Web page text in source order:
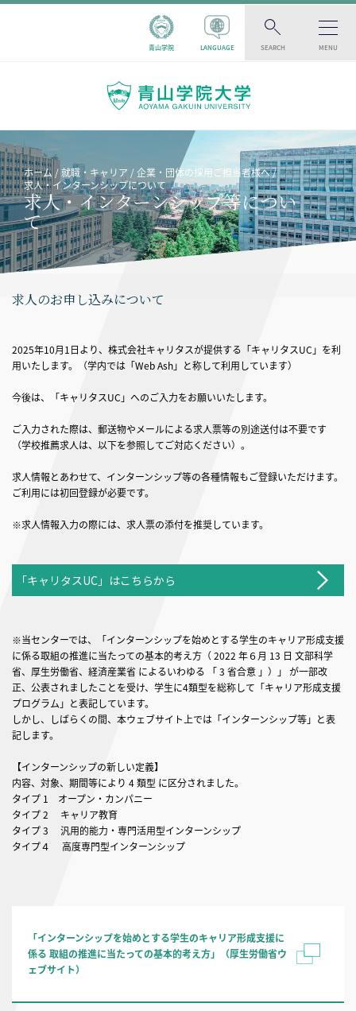
青山学院 LANGUAGE SEARCH MENU
ホーム 就職・キャリア
企業・団体の採用ご担当者様へ
求人・インターンシップについて
求人・インターンシップ等につい
て
求人のお申し込みについて
2025年10月1日より、株式会社キャリタスが提供する「キャリタスUC」を利
用いたします。（学内では「Web Ash」と称して利用しています）
今後は、「キャリタスUC」へのご入力をお願いいたします。
ご入力された際は、郵送物やメールによる求人票等の別途送付は不要です
（学校推薦求人は、以下を参照してご対応ください）。
求人情報とあわせて、インターンシップ等の各種情報もご登録いただけます。
ご利用には初回登録が必要です。
※求人情報入力の際には、求人票の添付を推奨しています。
「キャリタスUC」はこちらから
※当センターでは、「インターンシップを始めとする学生のキャリア形成支援
に係る取組の推進に当たっての基本的考え方（ 2022 年６月 13 日 文部科学
省、厚生労働省、経済産業省 によるいわゆる 「 3 省合意 」）」 が一部改
正、公表されましたことを受け、学生に4類型を総称して「キャリア形成支援
プログラム」と表記しています。
しかし、しばらくの間、本ウェブサイト上では「インターンシップ等」と表
記します。
【インターンシップの新しい定義】
内容、対象、期間等により 4 類型 に区分されました。
タイプ 1 オープン・カンパニー
タイプ 2 キャリア教育
タイプ 3 汎用的能力・専門活用型インターンシップ
タイプ４ 高度専門型インターンシップ
「インターンシップを始めとする学生のキャリア形成支援に
係る 取組の推進に当たっての基本的考え方」（厚生労働省ウ
ェブサイト）